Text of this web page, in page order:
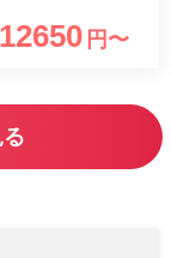
したしたものを
しみ下さいま
12650 円〜